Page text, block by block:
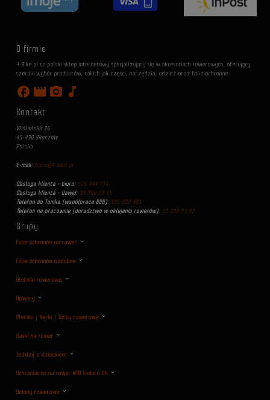
O firmie
4-Bike.pl to polski sklep internetowy specjalizujący się w akcesoriach rowerowych, oferujący
szeroki wybór produktów, takich jak części, narzędzia, odzież oraz folie ochronne.
facebook movie photo_camera music_note
Kontakt
Wiślańska 26
43-430 Skoczów
Polska
E-mail: biuro@4-bike.pl
Obsługa klienta - biuro: 575 444 731
Obsługa klienta - Dawid: 33 300 33 15
Telefon do Tomka (współpraca B2B): 505 002 401
Telefon na pracownie (doradztwo w oklejaniu rowerów): 33 300 33 97
Grupy
Folie ochronne na rower
Folie ochronne ozdobne
Błotniki rowerowe
Rowery
Plecaki | Nerki | Torby rowerowe
Kaski na rower
Jeździj z dzieckiem
Ochraniacze na rower MTB Enduro DH
Bidony rowerowe